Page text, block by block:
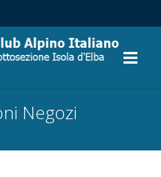
Negozi